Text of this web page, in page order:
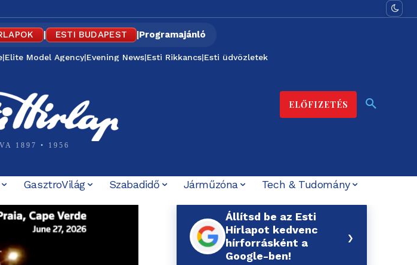
| ESTI BUDAPEST |Programajánló
|Elite Model Agency|Evening News|Esti Rikkancs|Esti üdvözletek
1897 • 1956
ELŐFIZETÉS
GasztroVilág Szabadidő Járműzóna
Tech & Tudomány
Állítsd be az Esti
Hírlapot kedvenc
hírforrásként a
Google-ben!
›